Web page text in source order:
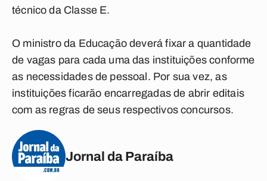
técnico da Classe E.
O ministro da Educação deverá fixar a quantidade
de vagas para cada uma das instituições conforme
as necessidades de pessoal. Por sua vez, as
instituições ficarão encarregadas de abrir editais
com as regras de seus respectivos concursos.
Jornal da Paraíba